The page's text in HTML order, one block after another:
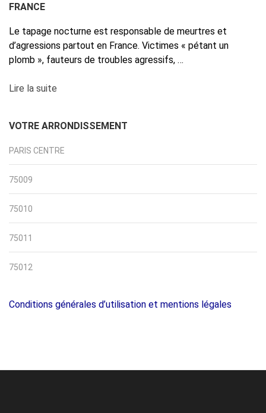
FRANCE
Le tapage nocturne est responsable de meurtres et
d’agressions partout en France. Victimes « pétant un
plomb », fauteurs de troubles agressifs, …
Lire la suite
VOTRE ARRONDISSEMENT
PARIS CENTRE
75009
75010
75011
75012
Conditions générales d’utilisation et mentions légales